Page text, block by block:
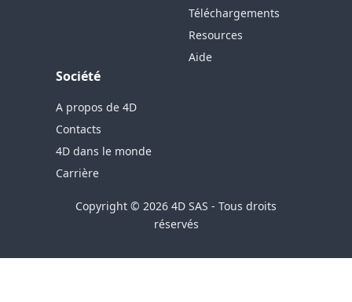
Téléchargements
Resources
Aide
Société
A propos de 4D
Contacts
4D dans le monde
Carrière
Copyright © 2026 4D SAS - Tous droits
réservés